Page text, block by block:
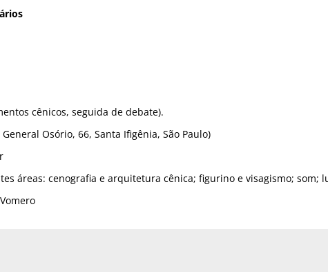
cênicos, seguida de debate).
General Osório, 66, Santa Ifigênia, São Paulo)
áreas: cenografia e arquitetura cênica; figurino e visagismo;